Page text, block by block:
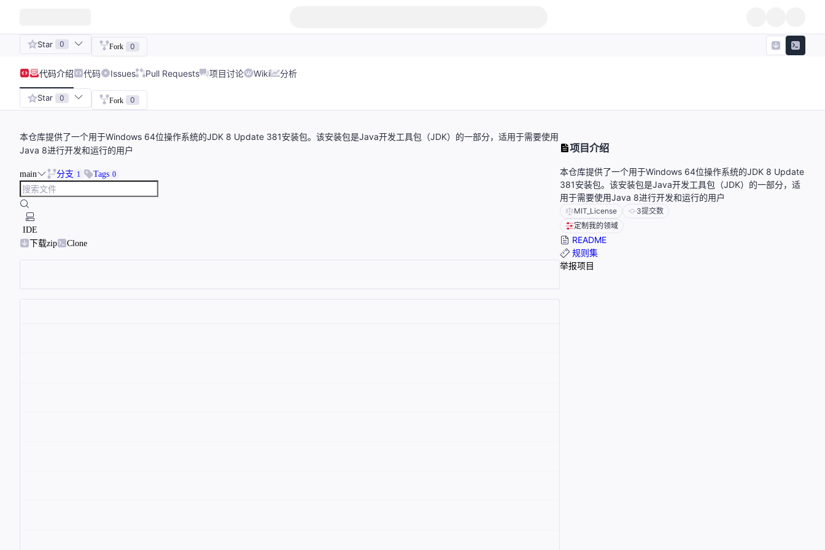
Star 0 Fork 0
代码介绍 代码 Issues Pull Requests 项目讨论 Wiki 分析
Star 0 Fork 0
本仓库提供了一个用于Windows 64位操作系统的JDK 8 Update 381安装包。该安装包是Java开发工具包（JDK）的一部分，适用于需要使用
Java 8进行开发和运行的用户
main 分支 1 Tags 0
IDE
下载zip
Clone
项目介绍
本仓库提供了一个用于Windows 64位操作系统的JDK 8 Update
381安装包。该安装包是Java开发工具包（JDK）的一部分，适
用于需要使用Java 8进行开发和运行的用户
MIT_License 3提交数
定制我的领域
README
规则集
举报项目